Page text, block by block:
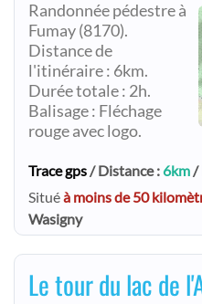
Randonnée pédestre à
Fumay (8170).
Distance de
l'itinéraire : 6km.
Durée totale : 2h.
Balisage : Fléchage
rouge avec logo.
Trace gps/ Distance : 6km/
Situéà moins de 50
Wasigny
Le tour du lac de